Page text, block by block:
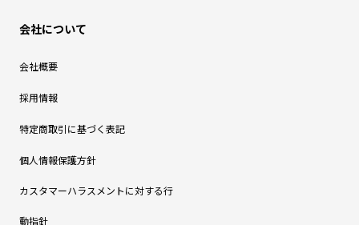
会社について
会社概要
採用情報
特定商取引に基づく表記
個人情報保護方針
カスタマーハラスメントに対する行
動指針